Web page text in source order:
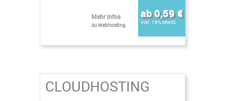
ab 0,59 €
inkl. 19% MwSt.
Mehr infos
zu Webhosting
CLOUDHOSTING